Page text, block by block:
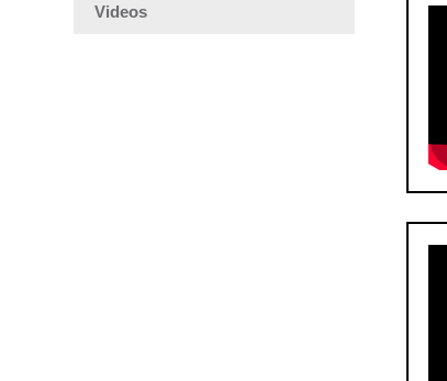
Videos